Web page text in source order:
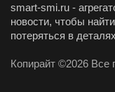
smart-smi.ru -
новости, чтобы
потеряться в
Копирайт ©2026